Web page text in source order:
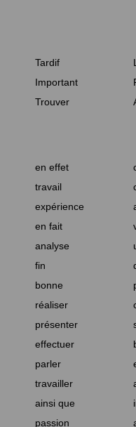
Tardif
Important
Trouver
en effet
travail
expérience
en fait
analyse
fin
bonne
réaliser
présenter
effectuer
parler
travailler
ainsi que
passion